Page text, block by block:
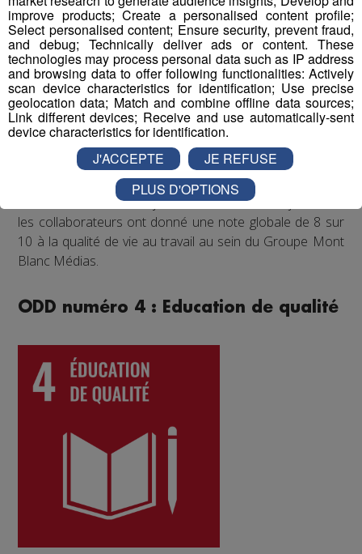
régulièrement proposé aux salariés de participer à des
événements festifs (rencontres sportives avec les clubs
partenaires comme les Pionniers de Chamonix ou le FC
Annecy, festivals de musique...) qui accroissent la
cohésion d'équipe et renforcent les liens entre
collègues.
Enfin, un questionnaire bien-être envoyé chaque année
à tous les collaborateurs permet d'identifier les
difficultés qui pourraient être rencontrées par les
différents salariés, et d'y remédier. Au mois de juin 2022,
les collaborateurs ont donné une note globale de 8 sur
10 à la qualité de vie au travail au sein du Groupe Mont
Blanc Médias.
ODD numéro 4 : Education de qualité
improve products; Create a personalised content profile;
Select personalised content; Ensure security, prevent fraud,
and debug; Technically deliver ads or content. These
technologies may process personal data such as IP address
and browsing data to offer following functionalities: Actively
scan device characteristics for identification; Use precise
geolocation data; Match and combine offline data sources;
Link different devices; Receive and use automatically-sent
device characteristics for identification.
J'ACCEPTE
JE REFUSE
PLUS D'OPTIONS